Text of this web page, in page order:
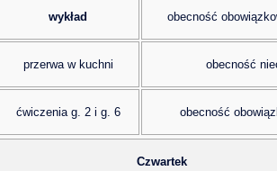
wykład obecność
przerwa w kuchni obecność
ćwiczenia g. 2 i g. 6 obecność
Czwartek